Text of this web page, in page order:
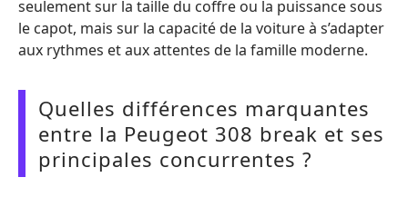
seulement sur la taille du coffre ou la puissance sous
le capot, mais sur la capacité de la voiture à s’adapter
aux rythmes et aux attentes de la famille moderne.
Quelles différences marquantes
entre la Peugeot 308 break et ses
principales concurrentes ?